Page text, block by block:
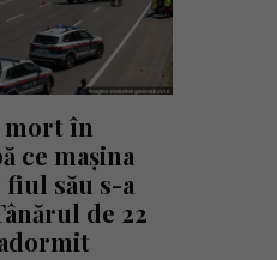
mort în
ce mașina
fiul său s-a
de 22